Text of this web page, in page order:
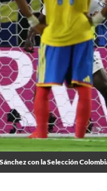
con la Selección